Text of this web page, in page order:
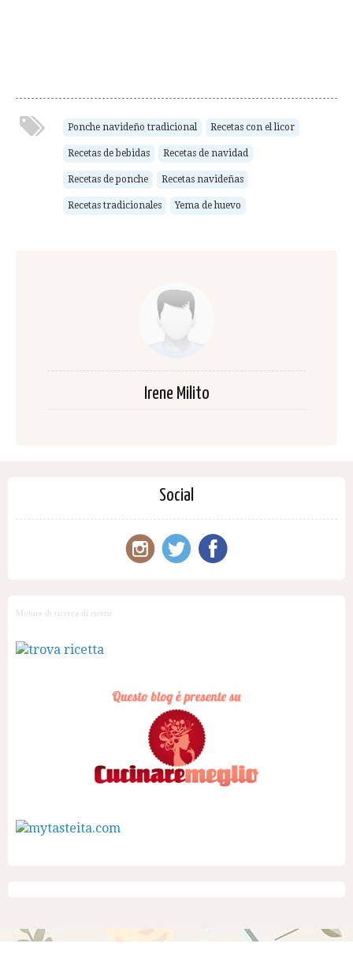
Ponche navideño tradicional Recetas con el licor
Recetas de bebidas Recetas de navidad
Recetas de ponche Recetas navideñas
Recetas tradicionales Yema de huevo
Irene Milito
Social
Motore di ricerca di ricette